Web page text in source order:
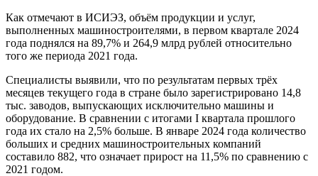
Как отмечают в ИСИЭЗ, объём продукции и услуг,
выполненных машиностроителями, в первом квартале 2024
года поднялся на 89,7% и 264,9 млрд рублей относительно
того же периода 2021 года.
Специалисты выявили, что по результатам первых трёх
месяцев текущего года в стране было зарегистрировано 14,8
тыс. заводов, выпускающих исключительно машины и
оборудование. В сравнении с итогами I квартала прошлого
года их стало на 2,5% больше. В январе 2024 года количество
больших и средних машиностроительных компаний
составило 882, что означает прирост на 11,5% по сравнению с
2021 годом.